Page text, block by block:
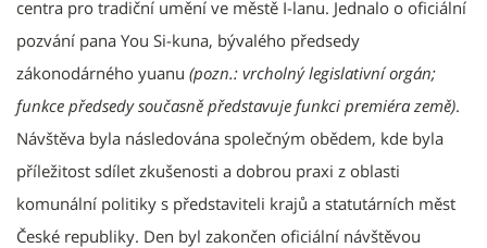
centra pro tradiční umění ve městě I-lanu. Jednalo o oficiální
pozvání pana You Si-kuna, bývalého předsedy
zákonodárného yuanu (pozn.: vrcholný legislativní orgán;
funkce předsedy současně představuje funkci premiéra země).
Návštěva byla následována společným obědem, kde byla
příležitost sdílet zkušenosti a dobrou praxi z oblasti
komunální politiky s představiteli krajů a statutárních měst
České republiky. Den byl zakončen oficiální návštěvou